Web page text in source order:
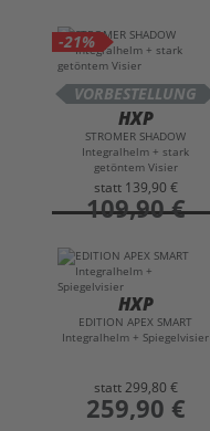
-21%
VORBESTELLUNG
HXP
STROMER SHADOW
Integralhelm + stark
getöntem Visier
statt 139,90 €
preis
109,90 €
HXP
EDITION APEX SMART
Integralhelm + Spiegelvisier
statt 299,80 €
preis
259,90 €